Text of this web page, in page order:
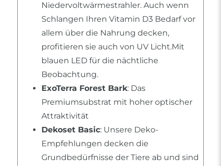
Niedervoltwärmestrahler. Auch wenn
Schlangen Ihren Vitamin D3 Bedarf vor
allem über die Nahrung decken,
profitieren sie auch von UV Licht.Mit
blauen LED für die nächtliche
Beobachtung.
ExoTerra Forest Bark: Das
Premiumsubstrat mit hoher optischer
Attraktivität
Dekoset Basic: Unsere Deko-
Empfehlungen decken die
Grundbedürfnisse der Tiere ab und sind